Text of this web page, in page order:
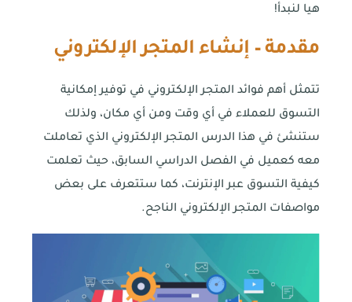
هيا لنبدأ!
مقدمة – إنشاء المتجر الإلكتروني
تتمثل أهم فوائد المتجر الإلكتروني في توفير إمكانية
التسوق للعملاء في أي وقت ومن أي مكان، ولذلك
ستنشئ في هذا الدرس المتجر الإلكتروني الذي تعاملت
معه كعميل في الفصل الدراسي السابق، حيث تعلمت
كيفية التسوق عبر الإنترنت، كما ستتعرف على بعض
مواصفات المتجر الإلكتروني الناجح.